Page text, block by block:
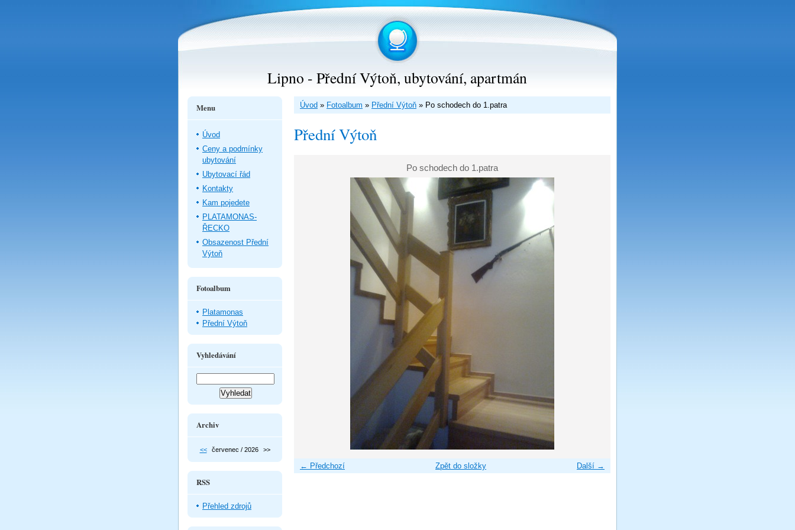
Lipno - Přední Výtoň, ubytování, apartmán
Úvod » Fotoalbum » Přední Výtoň » Po schodech do 1.patra
Přední Výtoň
Po schodech do 1.patra
← Předchozí Další →
Zpět do složky
Menu
Úvod
Ceny a podmínky
ubytování
Ubytovací řád
Kontakty
Kam pojedete
PLATAMONAS-
ŘECKO
Obsazenost Přední
Výtoň
Fotoalbum
Platamonas
Přední Výtoň
Vyhledávání
Archiv
<< červenec / 2026 >>
RSS
Přehled zdrojů